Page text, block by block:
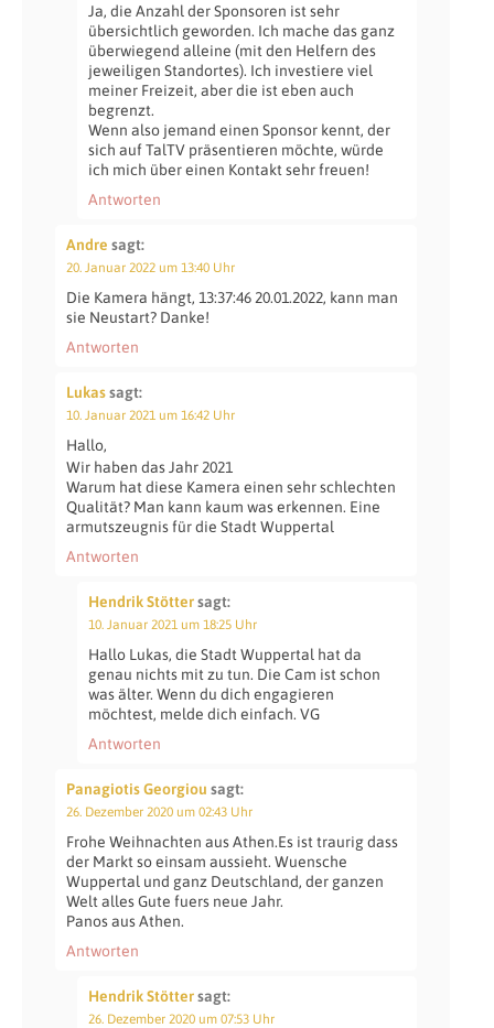
Ja, die Anzahl der Sponsoren ist sehr
übersichtlich geworden. Ich mache das ganz
überwiegend alleine (mit den Helfern des
jeweiligen Standortes). Ich investiere viel
meiner Freizeit, aber die ist eben auch
begrenzt.
Wenn also jemand einen Sponsor kennt, der
sich auf TalTV präsentieren möchte, würde
ich mich über einen Kontakt sehr freuen!
Antworten
Andre sagt:
20. Januar 2022 um 13:40 Uhr
Die Kamera hängt, 13:37:46 20.01.2022, kann man
sie Neustart? Danke!
Antworten
Lukassagt:
10. Januar 2021 um 16:42 Uhr
Hallo,
Wir haben das Jahr 2021
Warum hat diese Kamera einen sehr schlechten
Qualität? Man kann kaum was erkennen. Eine
armutszeugnis für die Stadt Wuppertal
Antworten
Hendrik Stöttersagt:
10. Januar 2021 um 18:25 Uhr
Hallo Lukas, die Stadt Wuppertal hat da
genau nichts mit zu tun. Die Cam ist schon
was älter. Wenn du dich engagieren
möchtest, melde dich einfach. VG
Antworten
Panagiotis Georgiou sagt:
26. Dezember 2020 um 02:43 Uhr
Frohe Weihnachten aus Athen.Es ist traurig dass
der Markt so einsam aussieht. Wuensche
Wuppertal und ganz Deutschland, der ganzen
Welt alles Gute fuers neue Jahr.
Panos aus Athen.
Antworten
Hendrik Stöttersagt:
26. Dezember 2020 um 07:53 Uhr